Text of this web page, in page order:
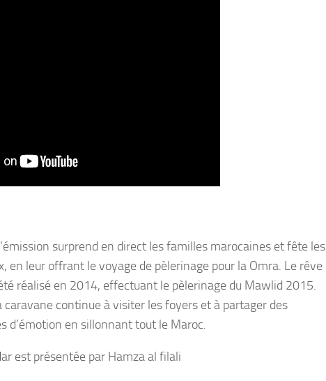
surprend en direct les familles marocaines et fête les
en leur offrant le voyage de pèlerinage pour la Omra. Le rêve
réalisé en 2014, effectuant le pèlerinage du Mawlid 2015.
caravane continue à visiter les foyers et à partager des
d’émotion en sillonnant tout le Maroc.
est présentée par Hamza al filali